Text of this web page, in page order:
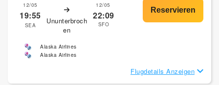
12/05
19:55
SEA
Ununterbroch
en
12/05
22:09
SFO
Alaska Airlines
Alaska Airlines
Flugdetails Anzeigen